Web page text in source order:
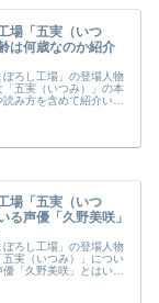
場「五実（いつ
は何歳なのか紹介
ろし工場」の登場人物
五実（いつみ）」の本
み方を含めて紹介いた
場「五実（いつ
る声優「久野美咲」
ろし工場」の登場人物
実（いつみ）」につい
「久野美咲」とはいっ
とめました